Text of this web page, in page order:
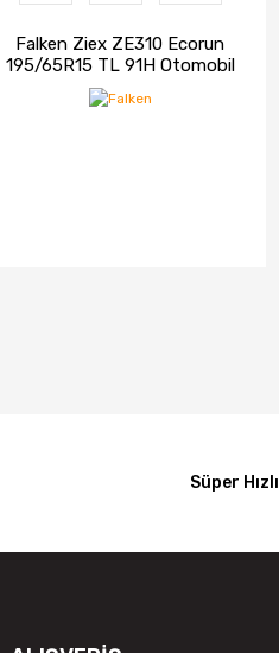
Falken Ziex ZE310 Ecorun
195/65R15 TL 91H Otomobil
Yaz Lastiği (2023)
Süper